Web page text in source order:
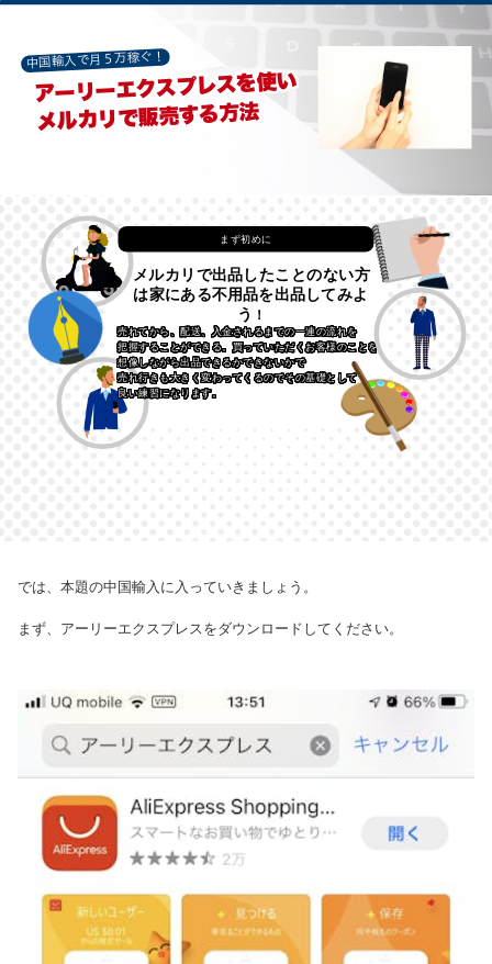
中国輸入で月５万稼ぐ！
アーリーエクスプレスを使い
メルカリで販売する方法
まず初めに
メルカリで出品したことのない方
は家にある不用品を出品してみよ
う
！
売れてから、配送、入金されるまでの一連の流れを
把握することができる。買っていただくお客様のことを
想像しながら出品できるかできないかで
売れ行きも大きく変わってくるのでその基礎として
良い練習になります。
では、本題の中国輸入に入っていきましょう。
まず、アーリーエクスプレスをダウンロードしてください。